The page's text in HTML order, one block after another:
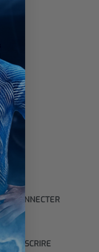
SE CONNECTER
S'INSCRIRE